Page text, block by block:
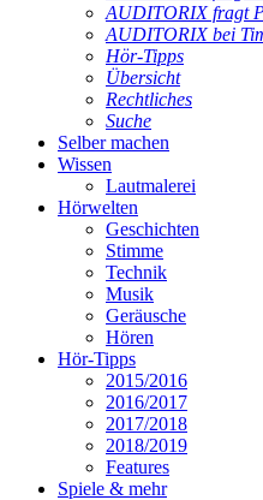
AUDITORIX fragt
AUDITORIX bei
Hör-Tipps
Übersicht
Rechtliches
Suche
Selber machen
Wissen
Lautmalerei
Hörwelten
Geschichten
Stimme
Technik
Musik
Geräusche
Hören
Hör-Tipps
2015/2016
2016/2017
2017/2018
2018/2019
Features
Spiele & mehr